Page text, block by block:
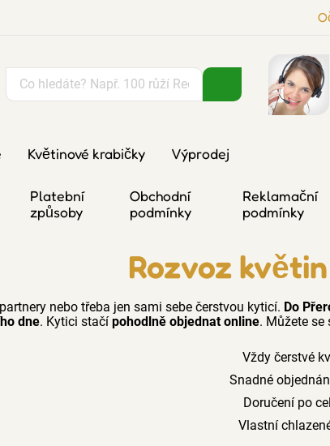
Květinové krabičky Výprodej
Platební
způsoby
Obchodní
podmínky
Reklamační
podmínky
Rozvoz
nebo třeba jen sami sebe čerstvou kyticí. Do
dne. Kytici stačí pohodlně objednat online. Můžete se
Vždy čerstvé
Snadné
Doručení po
Vlastní